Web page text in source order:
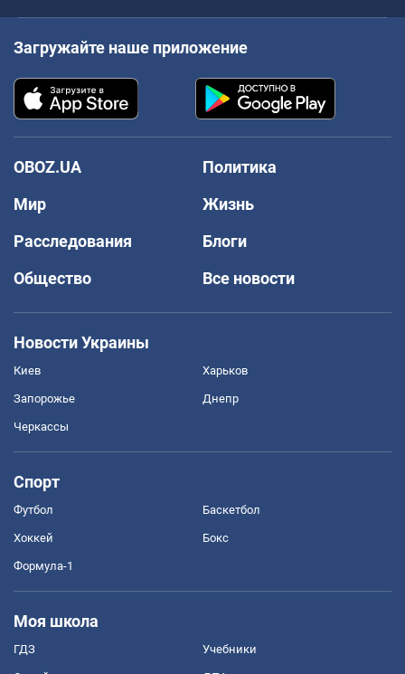
Загружайте наше приложение
OBOZ.UA
Политика
Мир
Жизнь
Расследования
Блоги
Общество
Все новости
Новости Украины
Киев Харьков
Запорожье Днепр
Черкассы
Спорт
Футбол Баскетбол
Хоккей Бокс
Формула-1
Моя школа
ГДЗ Учебники